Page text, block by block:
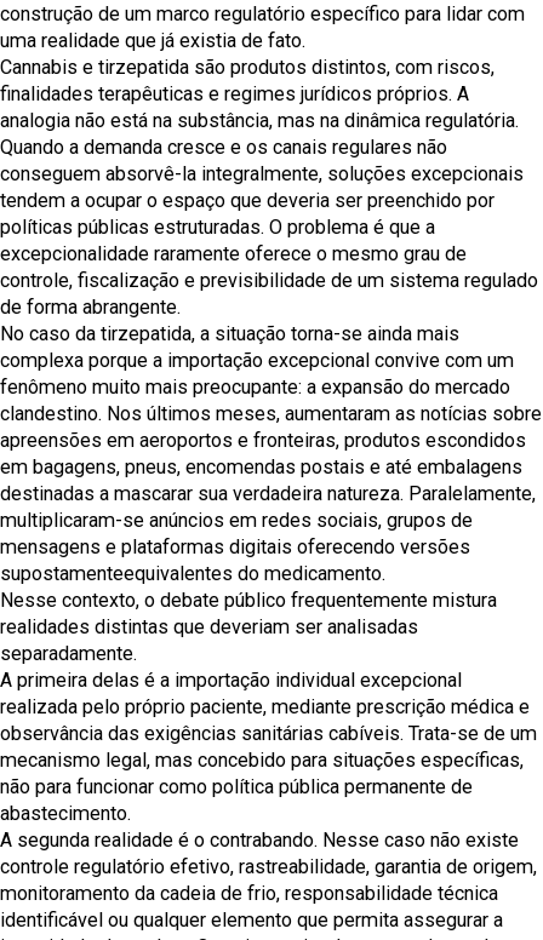
construção de um marco regulatório específico para lidar com
uma realidade que já existia de fato.
Cannabis e tirzepatida são produtos distintos, com riscos,
finalidades terapêuticas e regimes jurídicos próprios. A
analogia não está na substância, mas na dinâmica regulatória.
Quando a demanda cresce e os canais regulares não
conseguem absorvê-la integralmente, soluções excepcionais
tendem a ocupar o espaço que deveria ser preenchido por
políticas públicas estruturadas. O problema é que a
excepcionalidade raramente oferece o mesmo grau de
controle, fiscalização e previsibilidade de um sistema regulado
de forma abrangente.
No caso da tirzepatida, a situação torna-se ainda mais
complexa porque a importação excepcional convive com um
fenômeno muito mais preocupante: a expansão do mercado
clandestino. Nos últimos meses, aumentaram as notícias sobre
apreensões em aeroportos e fronteiras, produtos escondidos
em bagagens, pneus, encomendas postais e até embalagens
destinadas a mascarar sua verdadeira natureza. Paralelamente,
multiplicaram-se anúncios em redes sociais, grupos de
mensagens e plataformas digitais oferecendo versões
supostamenteequivalentes do medicamento.
Nesse contexto, o debate público frequentemente mistura
realidades distintas que deveriam ser analisadas
separadamente.
A primeira delas é a importação individual excepcional
realizada pelo próprio paciente, mediante prescrição médica e
observância das exigências sanitárias cabíveis. Trata-se de um
mecanismo legal, mas concebido para situações específicas,
não para funcionar como política pública permanente de
abastecimento.
A segunda realidade é o contrabando. Nesse caso não existe
controle regulatório efetivo, rastreabilidade, garantia de origem,
monitoramento da cadeia de frio, responsabilidade técnica
identificável ou qualquer elemento que permita assegurar a